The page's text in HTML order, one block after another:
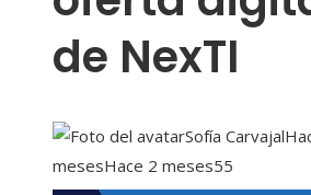
de NexTI
Sofía Carvajal
mesesHace 2 meses55